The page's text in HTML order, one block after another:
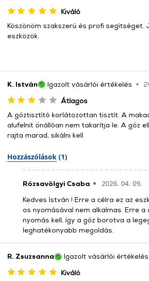
Kiváló
Köszönöm szakszerű ès profi segìtsèget.
eszközök.
K. István Igazolt vásárlói értékelés
Átlagos
A gőztisztító korlátozottan tisztít. A
alufelnit önállóan nem takarítja le. A gőz
rajta marad, sikálni kell.
Hozzászólások (1)
Rózsavölgyi Csaba 2026. 04. 09.
Kedves István ! Erre a célra ez az
os nyomásával nem alkalmas. Erre a
nyomás kell, így a gőz borotva a
leghatékonyabb megoldás.
R. Zsuzsanna Igazolt vásárlói értékelés
Kiváló